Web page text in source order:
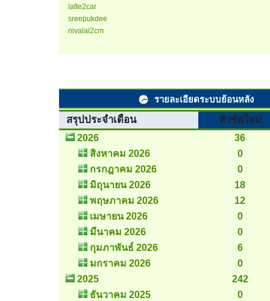
latte2car
sreepukdee
nivalai2cm
รายละเอียดระบบย้อนหลัง
สรุปประจำเดือน หัวข้อใหม่
2026
36
สิงหาคม 2026
0
กรกฎาคม 2026
0
มิถุนายน 2026
18
พฤษภาคม 2026
12
เมษายน 2026
0
มีนาคม 2026
0
กุมภาพันธ์ 2026
6
มกราคม 2026
0
2025
242
ธันวาคม 2025
0